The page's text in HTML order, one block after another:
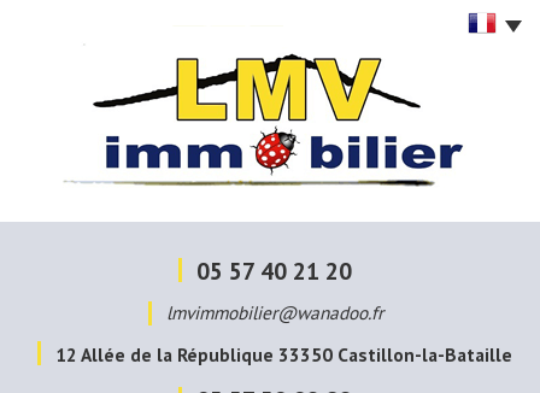
05 57 40 21 20
lmvimmobilier@wanadoo.fr
12 Allée de la République 33350 Castillon-la-Bataille